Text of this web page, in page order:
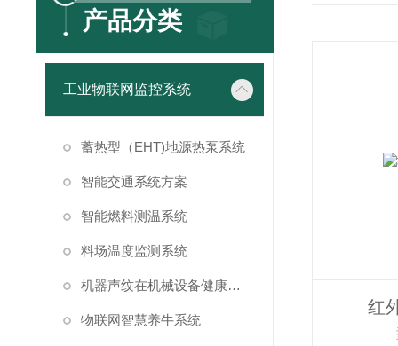
产品分类
工业物联网监控系统
蓄热型（EHT)地源热泵系统
智能交通系统方案
智能燃料测温系统
料场温度监测系统
机器声纹在机械设备健康状态监测中的应用
物联网智慧养牛系统
红